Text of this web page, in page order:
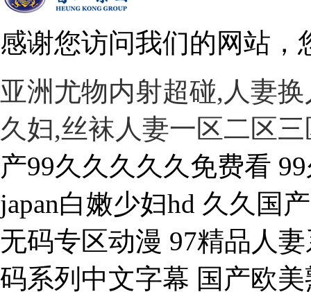
感谢您访问我们的网站，
亚洲尤物内射超碰,人妻
久妇,丝袜人妻一区二区三